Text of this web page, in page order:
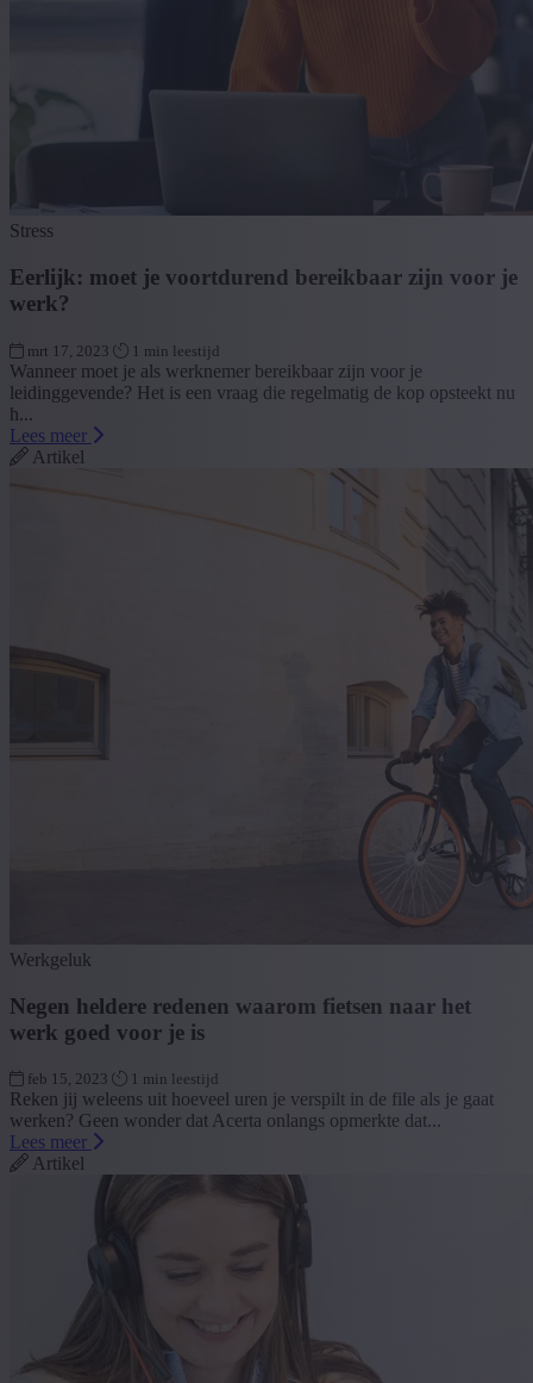
Stress
Eerlijk: moet je voortdurend bereikbaar zijn voor je
werk?
mrt 17, 2023 1 min leestijd
Wanneer moet je als werknemer bereikbaar zijn voor je
leidinggevende? Het is een vraag die regelmatig de kop opsteekt nu
h...
Lees meer
Artikel
Werkgeluk
Negen heldere redenen waarom fietsen naar het
werk goed voor je is
feb 15, 2023 1 min leestijd
Reken jij weleens uit hoeveel uren je verspilt in de file als je gaat
werken? Geen wonder dat Acerta onlangs opmerkte dat...
Lees meer
Artikel